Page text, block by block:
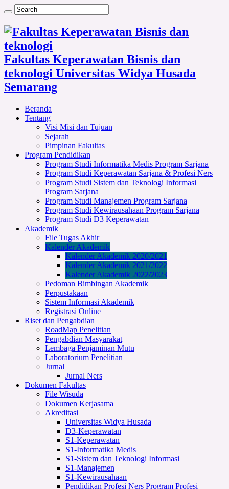
Fakultas Keperawatan Bisnis dan
teknologi Universitas Widya Husada
Semarang
Beranda
Tentang
Visi Misi dan Tujuan
Sejarah
Pimpinan Fakultas
Program Pendidikan
Program Studi Informatika Medis Program Sarjana
Program Studi Keperawatan Sarjana & Profesi Ners
Program Studi Sistem dan Teknologi Informasi
Program Sarjana
Program Studi Manajemen Program Sarjana
Program Studi Kewirausahaan Program Sarjana
Program Studi D3 Keperawatan
Akademik
File Tugas Akhir
Kalender Akademik
Kalender Akademik 2020/2021
Kalender Akademik 2021/2022
Kalender Akademik 2022/2023
Pedoman Bimbingan Akademik
Perpustakaan
Sistem Informasi Akademik
Registrasi Online
Riset dan Pengabdian
RoadMap Penelitian
Pengabdian Masyarakat
Lembaga Penjaminan Mutu
Laboratorium Penelitian
Jurnal
Jurnal Ners
Dokumen Fakultas
File Wisuda
Dokumen Kerjasama
Akreditasi
Universitas Widya Husada
D3-Keperawatan
S1-Keperawatan
S1-Informatika Medis
S1-Sistem dan Teknologi Informasi
S1-Manajemen
S1-Kewirausahaan
Pendidikan Profesi Ners Program Profesi